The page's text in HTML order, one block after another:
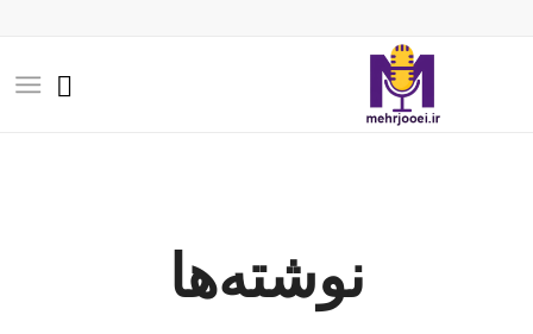
نوشته‌ها